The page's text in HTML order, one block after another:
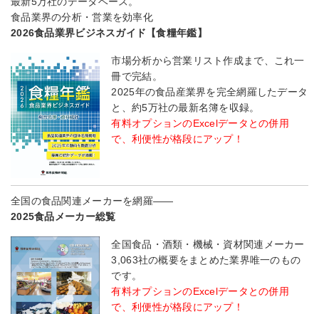
食品業界の分析・営業を効率化
2026食品業界ビジネスガイド【食糧年鑑】
市場分析から営業リスト作成まで、これ一
冊で完結。
2025年の食品産業界を完全網羅したデータ
と、約5万社の最新名簿を収録。
有料オプションのExcelデータとの併用
で、利便性が格段にアップ！
全国の食品関連メーカーを網羅――
2025食品メーカー総覧
全国食品・酒類・機械・資材関連メーカー
3,063社の概要をまとめた業界唯一のもの
です。
有料オプションのExcelデータとの併用
で、利便性が格段にアップ！